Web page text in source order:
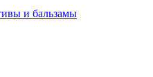
и бальзамы